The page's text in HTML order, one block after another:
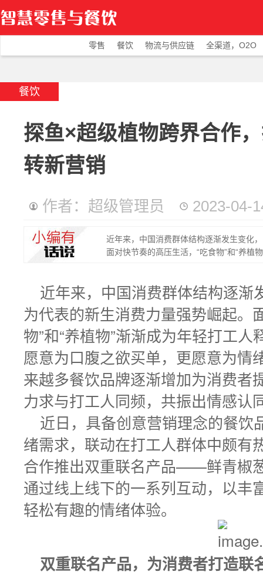
零售 餐饮 物流与供应链 全渠道，O2O
餐饮
探鱼×超级植物跨界合作
转新营销
作者：超级管理员 2023-04-
近年来，中国消费群体结构逐渐发生变化
面对快节奏的高压生活，“吃食物”和“养植
近年来，中国消费群体结构逐渐
为代表的新生消费力量强势崛起。
物”和“养植物”渐渐成为年轻打工
愿意为口腹之欲买单，更愿意为情
来越多餐饮品牌逐渐增加为消费者
力求与打工人同频，共振出情感认
近日，具备创意营销理念的餐饮
绪需求，联动在打工人群体中颇有
合作推出双重联名产品——鲜青椒
通过线上线下的一系列互动，以丰
轻松有趣的情绪体验。
双重联名产品，为消费者打造联